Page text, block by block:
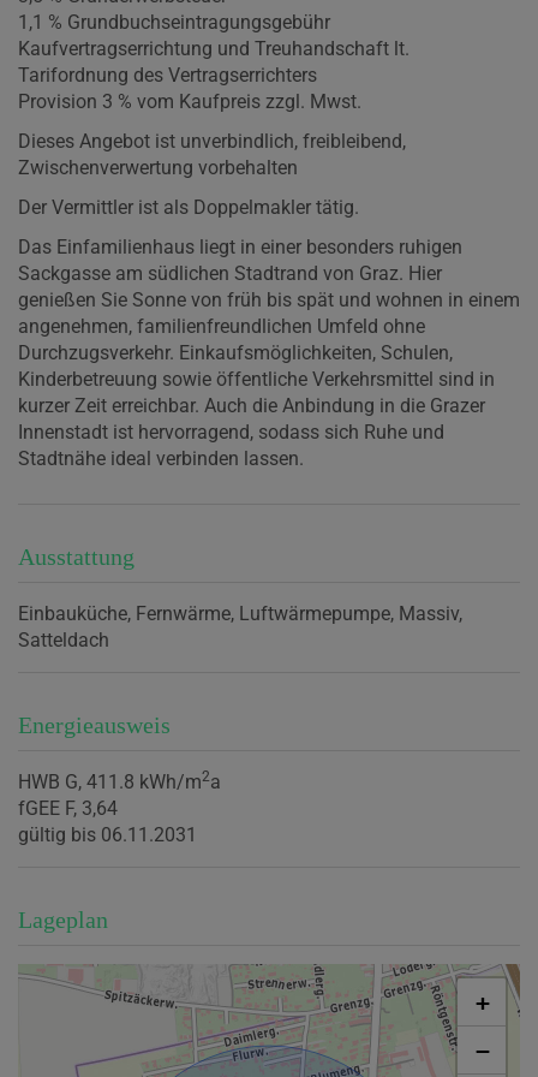
1,1 % Grundbuchseintragungsgebühr
Kaufvertragserrichtung und Treuhandschaft lt.
Tarifordnung des Vertragserrichters
Provision 3 % vom Kaufpreis zzgl. Mwst.
Dieses Angebot ist unverbindlich, freibleibend,
Zwischenverwertung vorbehalten
Der Vermittler ist als Doppelmakler tätig.
Das Einfamilienhaus liegt in einer besonders ruhigen
Sackgasse am südlichen Stadtrand von Graz. Hier
genießen Sie Sonne von früh bis spät und wohnen in einem
angenehmen, familienfreundlichen Umfeld ohne
Durchzugsverkehr. Einkaufsmöglichkeiten, Schulen,
Kinderbetreuung sowie öffentliche Verkehrsmittel sind in
kurzer Zeit erreichbar. Auch die Anbindung in die Grazer
Innenstadt ist hervorragend, sodass sich Ruhe und
Stadtnähe ideal verbinden lassen.
Ausstattung
Einbauküche Fernwärme Luftwärmepumpe Massiv
Satteldach
Energieausweis
HWB G, 411.8 kWh/m2a
fGEE F, 3,64
gültig bis 06.11.2031
Lageplan
+
−